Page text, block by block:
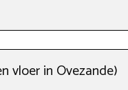
vloer in Ovezande)